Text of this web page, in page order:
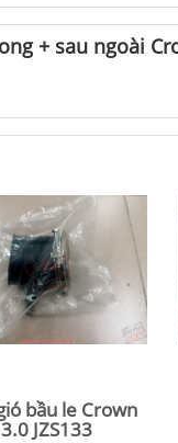
+ sau ngoài
bầu le Crown
3.0 JZS133